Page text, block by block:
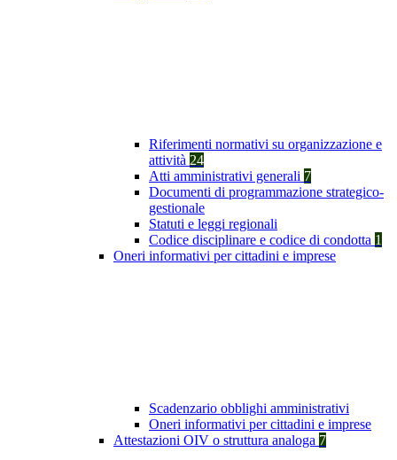
Riferimenti normativi su organizzazione e
attività 24
Atti amministrativi generali 7
Documenti di programmazione strategico-
gestionale
Statuti e leggi regionali
Codice disciplinare e codice di condotta 1
Oneri informativi per cittadini e imprese
Scadenzario obblighi amministrativi
Oneri informativi per cittadini e imprese
Attestazioni OIV o struttura analoga 7